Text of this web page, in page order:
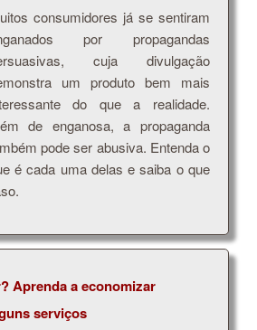
consumidores já se sentiram
por propagandas
cuja divulgação
um produto bem mais
do que a realidade.
de enganosa, a propaganda
pode ser abusiva. Entenda o
é cada uma delas e saiba o que
Aprenda a economizar
serviços